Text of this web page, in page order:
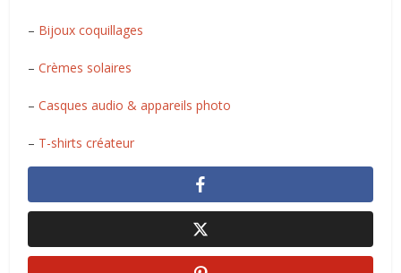
– Bijoux coquillages
– Crèmes solaires
–Casques audio & appareils photo
– T-shirts créateur